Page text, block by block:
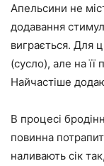
Апельсини не
додавання
виграється. Для
(сусло), але на її
Найчастіше
В процесі
повинна
наливають сік